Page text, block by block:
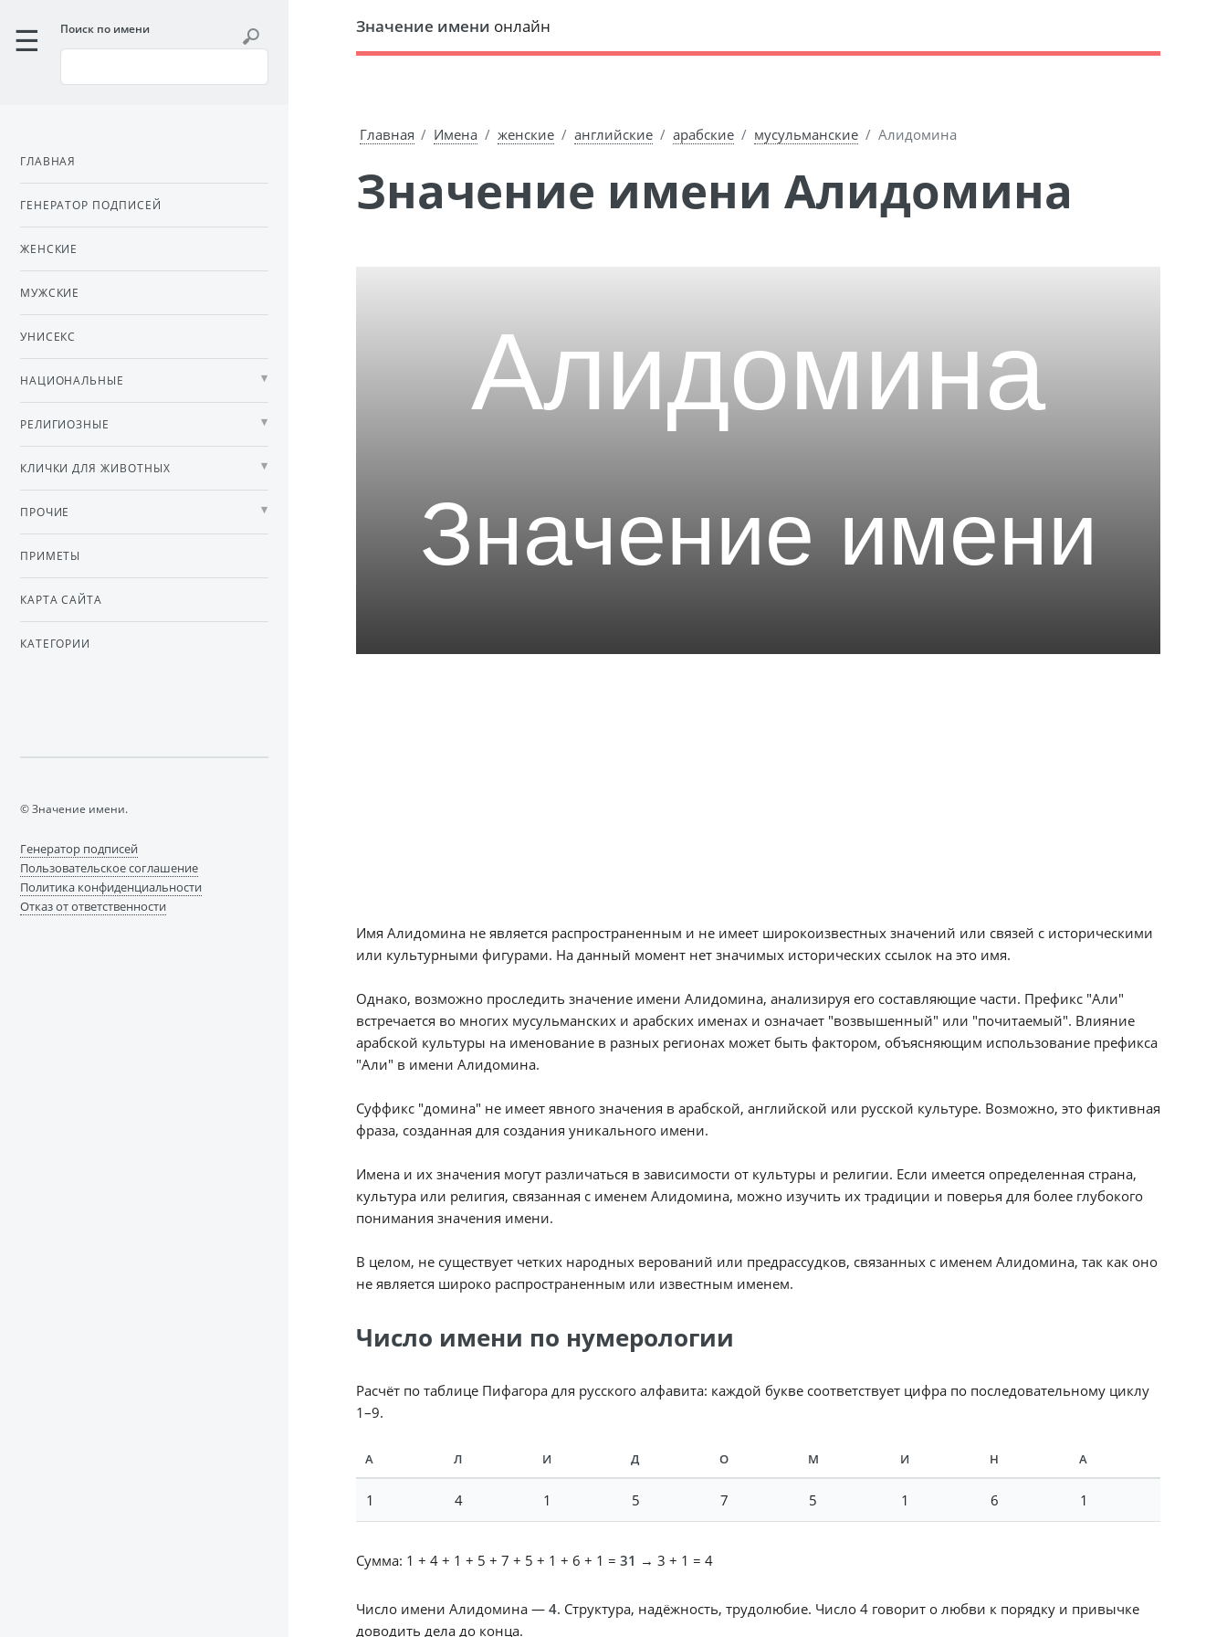
Значение имени онлайн
Главная Имена женские английские арабские мусульманские Алидомина
Значение имени Алидомина
Имя Алидомина не является распространенным и не имеет широкоизвестных значений или связей с историческими
или культурными фигурами. На данный момент нет значимых исторических ссылок на это имя.
Однако, возможно проследить значение имени Алидомина, анализируя его составляющие части. Префикс "Али"
встречается во многих мусульманских и арабских именах и означает "возвышенный" или "почитаемый". Влияние
арабской культуры на именование в разных регионах может быть фактором, объясняющим использование префикса
"Али" в имени Алидомина.
Суффикс "домина" не имеет явного значения в арабской, английской или русской культуре. Возможно, это фиктивная
фраза, созданная для создания уникального имени.
Имена и их значения могут различаться в зависимости от культуры и религии. Если имеется определенная страна,
культура или религия, связанная с именем Алидомина, можно изучить их традиции и поверья для более глубокого
понимания значения имени.
В целом, не существует четких народных верований или предрассудков, связанных с именем Алидомина, так как оно
не является широко распространенным или известным именем.
Число имени по нумерологии
Расчёт по таблице Пифагора для русского алфавита: каждой букве соответствует цифра по последовательному циклу
1–9.
А Л И Д О М И Н А
1 4 1 5 7 5 1 6 1
Сумма: 1 + 4 + 1 + 5 + 7 + 5 + 1 + 6 + 1 = 31 → 3 + 1 = 4
Число имени Алидомина — 4. Структура, надёжность, трудолюбие. Число 4 говорит о любви к порядку и привычке
доводить дела до конца.
Поиск по имени
ГЛАВНАЯ
ГЕНЕРАТОР ПОДПИСЕЙ
ЖЕНСКИЕ
МУЖСКИЕ
УНИСЕКС
НАЦИОНАЛЬНЫЕ
РЕЛИГИОЗНЫЕ
КЛИЧКИ ДЛЯ ЖИВОТНЫХ
ПРОЧИЕ
ПРИМЕТЫ
КАРТА САЙТА
КАТЕГОРИИ
© Значение имени.
Генератор подписей
Пользовательское соглашение
Политика конфиденциальности
Отказ от ответственности